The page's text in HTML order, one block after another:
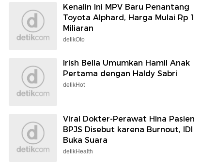
Kenalin Ini MPV Baru Penantang
Toyota Alphard, Harga Mulai Rp 1
Miliaran
detikOto
Irish Bella Umumkan Hamil Anak
Pertama dengan Haldy Sabri
detikHot
Viral Dokter-Perawat Hina Pasien
BPJS Disebut karena Burnout, IDI
Buka Suara
detikHealth